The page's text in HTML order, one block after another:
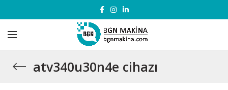
atv340u30n4e cihazı